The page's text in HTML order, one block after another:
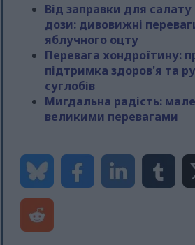
Від заправки для
дози: дивовижні
яблучного оцту
Перевага хондроїтину:
підтримка здоров'я та
суглобів
Мигдальна радість:
великими перевагами